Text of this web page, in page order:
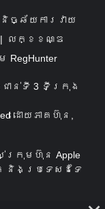
ច្ឆ័យការវាយ
លក្ខខណ្ឌ
ជាន់ទី 3 ទីក្រុង
ដោយភាគហ៊ុន,
ក្រុមហ៊ុន Apple
និងប្រទេសដទៃ